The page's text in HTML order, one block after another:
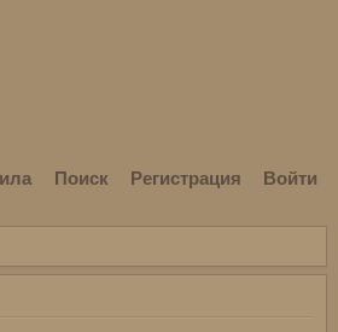
Поиск Регистрация Войти